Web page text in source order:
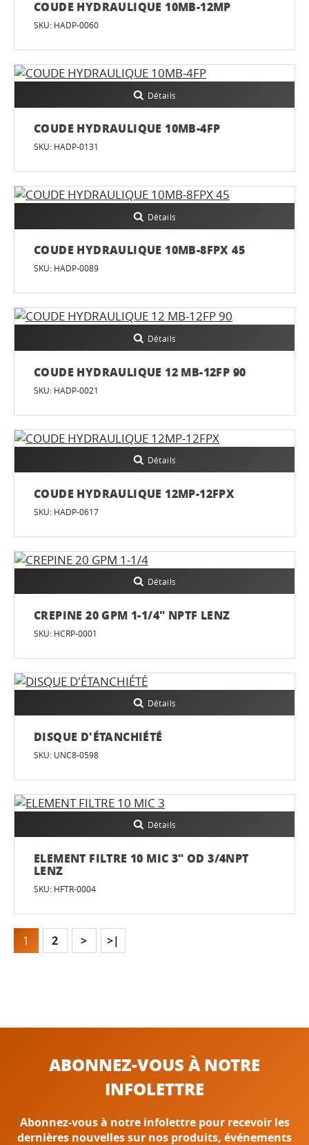
COUDE HYDRAULIQUE 10MB-12MP
SKU: HADP-0060
Détails
COUDE HYDRAULIQUE 10MB-4FP
SKU: HADP-0131
Détails
COUDE HYDRAULIQUE 10MB-8FPX 45
SKU: HADP-0089
Détails
COUDE HYDRAULIQUE 12 MB-12FP 90
SKU: HADP-0021
Détails
COUDE HYDRAULIQUE 12MP-12FPX
SKU: HADP-0617
Détails
CREPINE 20 GPM 1-1/4" NPTF LENZ
SKU: HCRP-0001
Détails
DISQUE D'ÉTANCHIÉTÉ
SKU: UNC8-0598
Détails
ELEMENT FILTRE 10 MIC 3" OD 3/4NPT
LENZ
SKU: HFTR-0004
1 2 > >|
ABONNEZ-VOUS À NOTRE
INFOLETTRE
Abonnez-vous à notre infolettre pour recevoir les
dernières nouvelles sur nos produits, événements